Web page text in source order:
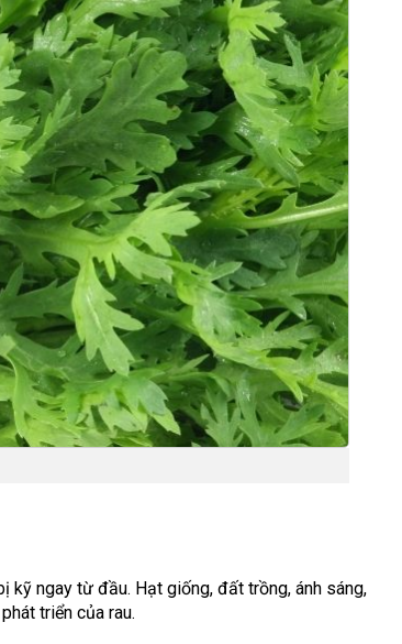
kỹ ngay từ đầu. Hạt giống, đất trồng, ánh sáng,
triển của rau.